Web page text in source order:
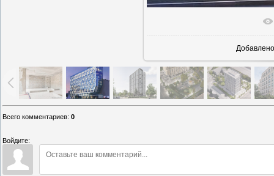
В
Добавлено
Всего комментариев: 0
Войдите: